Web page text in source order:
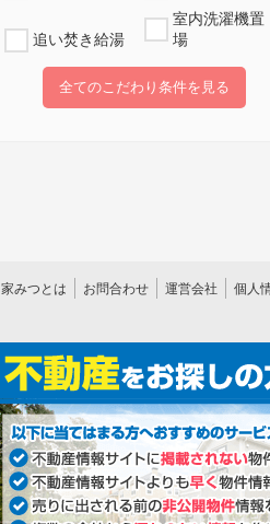
追い焚き給湯
室内洗濯機置
場
全てのこだわり条件を見る
家みつとは お問合わせ 運営会社 個人